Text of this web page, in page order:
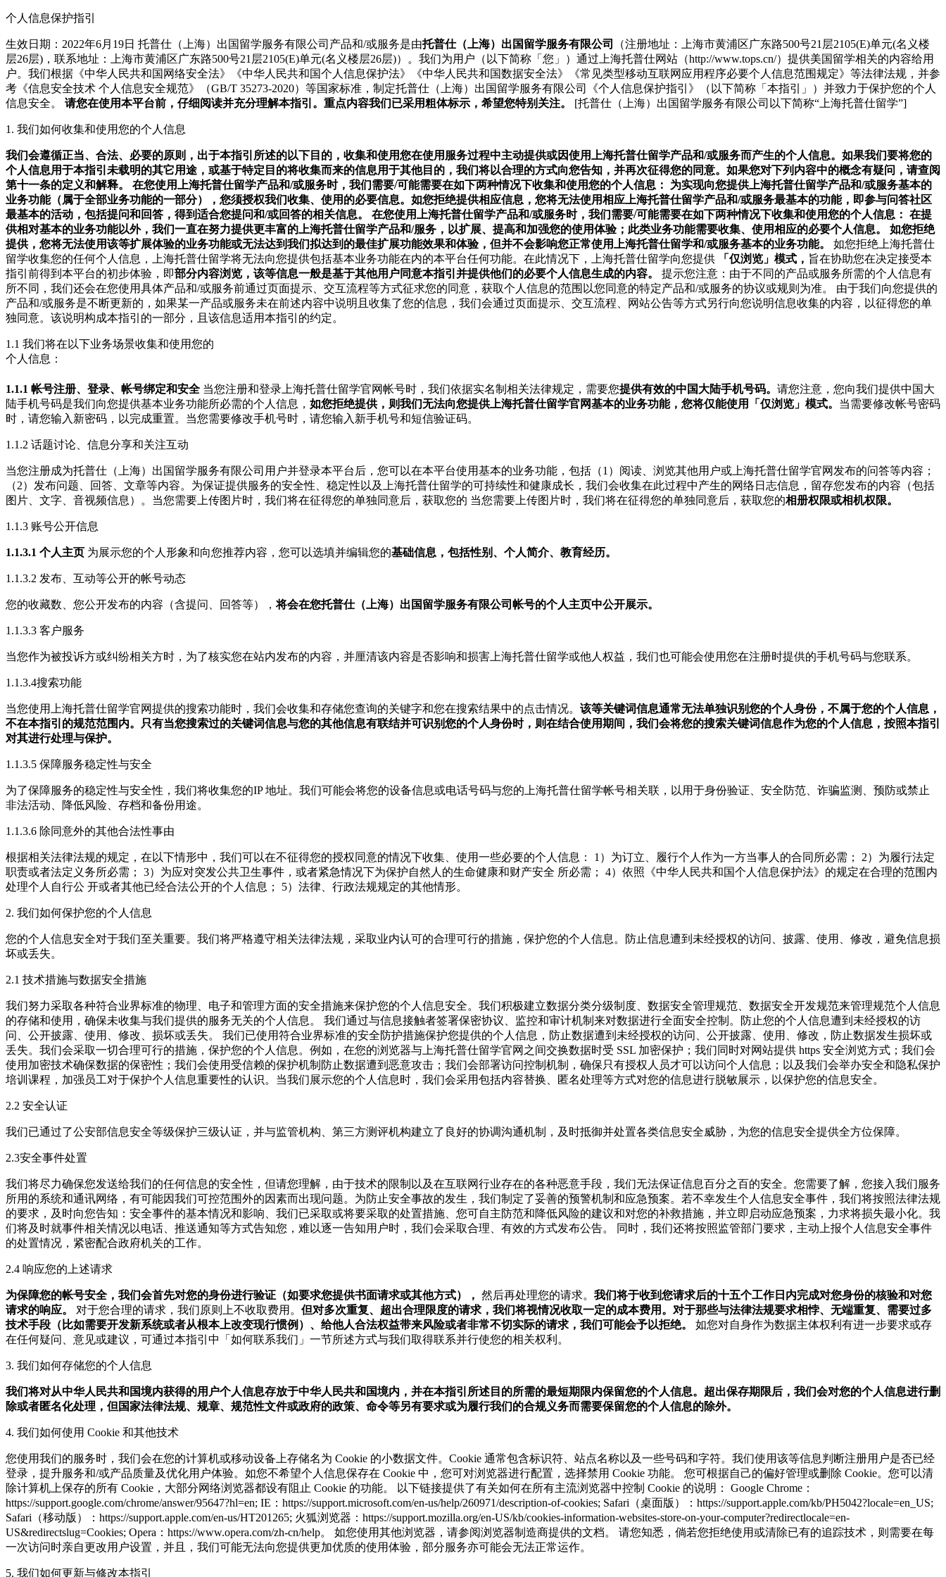
个人信息保护指引
生效日期：2022年6月19日 托普仕（上海）出国留学服务有限公司产品和/或服务是由托普仕（上海）出国留学服务有限公司
（注册地址：上海市黄浦区广东路500号21层2105(E)单元(名义楼
层26层)，联系地址：上海市黄浦区广东路500号21层2105(E)单元(名义楼层26层)）。我们为用户（以下简称「您」）通过上海托普仕网站（http://www.tops.cn/）提供美国留学相关的内容给用
户。我们根据《中华人民共和国网络安全法》《中华人民共和国个人信息保护法》《中华人民共和国数据安全法》《常见类型移动互联网应用程序必要个人信息范围规定》等法律法规，并参
考《信息安全技术 个人信息安全规范》（GB/T 35273-2020）等国家标准，制定托普仕（上海）出国留学服务有限公司《个人信息保护指引》（以下简称「本指引」）并致力于保护您的个人
信息安全。
请您在使用本平台前，仔细阅读并充分理解本指引。重点内容我们已采用粗体标示，希望您特别关注。 [托普仕（上海）出国留学服务有限公司以下简称“上海托普仕留学”]
1. 我们如何收集和使用您的个人信息
我们会遵循正当、合法、必要的原则，出于本指引所述的以下目的，收集和使用您在使用服务过程中主动提供或因使用上海托普仕留学产品和/或服务而产生的个人信息。如果我们要将您的
个人信息用于本指引未载明的其它用途，或基于特定目的将收集而来的信息用于其他目的，我们将以合理的方式向您告知，并再次征得您的同意。如果您对下列内容中的概念有疑问，请查阅
第十一条的定义和解释。
在您使用上海托普仕留学产品和/或服务时，我们需要/可能需要在如下两种情况下收集和使用您的个人信息： 为实现向您提供上海托普仕留学产品和/或服务基本的
业务功能（属于全部业务功能的一部分），您须授权我们收集、使用的必要信息。如您拒绝提供相应信息，您将无法使用相应上海托普仕留学产品和/或服务最基本的功能，即参与问答社区
最基本的活动，包括提问和回答，得到适合您提问和/或回答的相关信息。 在您使用上海托普仕留学产品和/或服务时，我们需要/可能需要在如下两种情况下收集和使用您的个人信息： 在提
供相对基本的业务功能以外，我们一直在努力提供更丰富的上海托普仕留学产品和/服务，以扩展、提高和加强您的使用体验；此类业务功能需要收集、使用相应的必要个人信息。 如您拒绝
提供，您将无法使用该等扩展体验的业务功能或无法达到我们拟达到的最佳扩展功能效果和体验，但并不会影响您正常使用上海托普仕留学和/或服务基本的业务功能。
如您拒绝上海托普仕
留学收集您的任何个人信息，上海托普仕留学将无法向您提供包括基本业务功能在内的本平台任何功能。在此情况下，上海托普仕留学向您提供
「仅浏览」模式， 旨在协助您在决定接受本
指引前得到本平台的初步体验，即部分内容浏览，该等信息一般是基于其他用户同意本指引并提供他们的必要个人信息生成的内容。 提示您注意：由于不同的产品或服务所需的个人信息有
所不同，我们还会在您使用具体产品和/或服务前通过页面提示、交互流程等方式征求您的同意，获取个人信息的范围以您同意的特定产品和/或服务的协议或规则为准。
由于我们向您提供的
产品和/或服务是不断更新的，如果某一产品或服务未在前述内容中说明且收集了您的信息，我们会通过页面提示、交互流程、网站公告等方式另行向您说明信息收集的内容，以征得您的单
独同意。该说明构成本指引的一部分，且该信息适用本指引的约定。
1.1 我们将在以下业务场景收集和使用您的
个人信息：
1.1.1 帐号注册、登录、帐号绑定和安全 当您注册和登录上海托普仕留学官网帐号时，我们依据实名制相关法律规定，需要您提供有效的中国大陆手机号码。 请您注意，您向我们提供中国大
陆手机号码是我们向您提供基本业务功能所必需的个人信息， 如您拒绝提供，则我们无法向您提供上海托普仕留学官网基本的业务功能，您将仅能使用「仅浏览」模式。 当需要修改帐号密码
时，请您输入新密码，以完成重置。当您需要修改手机号时，请您输入新手机号和短信验证码。
1.1.2 话题讨论、信息分享和关注互动
当您注册成为托普仕（上海）出国留学服务有限公司用户并登录本平台后，您可以在本平台使用基本的业务功能，包括（1）阅读、浏览其他用户或上海托普仕留学官网发布的问答等内容；
（2）发布问题、回答、文章等内容。为保证提供服务的安全性、稳定性以及上海托普仕留学的可持续性和健康成长，我们会收集在此过程中产生的网络日志信息，留存您发布的内容（包括
图片、文字、音视频信息）。当您需要上传图片时，我们将在征得您的单独同意后，获取您的 当您需要上传图片时，我们将在征得您的单独同意后，获取您的相册权限或相机权限。
1.1.3 账号公开信息
1.1.3.1 个人主页 为展示您的个人形象和向您推荐内容，您可以选填并编辑您的基础信息，包括性别、个人简介、教育经历。
1.1.3.2 发布、互动等公开的帐号动态
您的收藏数、您公开发布的内容（含提问、回答等），将会在您托普仕（上海）出国留学服务有限公司帐号的个人主页中公开展示。
1.1.3.3 客户服务
当您作为被投诉方或纠纷相关方时，为了核实您在站内发布的内容，并厘清该内容是否影响和损害上海托普仕留学或他人权益，我们也可能会使用您在注册时提供的手机号码与您联系。
1.1.3.4搜索功能
当您使用上海托普仕留学官网提供的搜索功能时，我们会收集和存储您查询的关键字和您在搜索结果中的点击情况。 该等关键词信息通常无法单独识别您的个人身份，不属于您的个人信息，
不在本指引的规范范围内。只有当您搜索过的关键词信息与您的其他信息有联结并可识别您的个人身份时，则在结合使用期间，我们会将您的搜索关键词信息作为您的个人信息，按照本指引
对其进行处理与保护。
1.1.3.5 保障服务稳定性与安全
为了保障服务的稳定性与安全性，我们将收集您的IP 地址。我们可能会将您的设备信息或电话号码与您的上海托普仕留学帐号相关联，以用于身份验证、安全防范、诈骗监测、预防或禁止
非法活动、降低风险、存档和备份用途。
1.1.3.6 除同意外的其他合法性事由
根据相关法律法规的规定，在以下情形中，我们可以在不征得您的授权同意的情况下收集、使用一些必要的个人信息： 1）为订立、履行个人作为一方当事人的合同所必需； 2）为履行法定
职责或者法定义务所必需； 3）为应对突发公共卫生事件，或者紧急情况下为保护自然人的生命健康和财产安全 所必需； 4）依照《中华人民共和国个人信息保护法》的规定在合理的范围内
处理个人自行公 开或者其他已经合法公开的个人信息； 5）法律、行政法规规定的其他情形。
2. 我们如何保护您的个人信息
您的个人信息安全对于我们至关重要。我们将严格遵守相关法律法规，采取业内认可的合理可行的措施，保护您的个人信息。防止信息遭到未经授权的访问、披露、使用、修改，避免信息损
坏或丢失。
2.1 技术措施与数据安全措施
我们努力采取各种符合业界标准的物理、电子和管理方面的安全措施来保护您的个人信息安全。我们积极建立数据分类分级制度、数据安全管理规范、数据安全开发规范来管理规范个人信息
的存储和使用，确保未收集与我们提供的服务无关的个人信息。 我们通过与信息接触者签署保密协议、监控和审计机制来对数据进行全面安全控制。防止您的个人信息遭到未经授权的访
问、公开披露、使用、修改、损坏或丢失。 我们已使用符合业界标准的安全防护措施保护您提供的个人信息，防止数据遭到未经授权的访问、公开披露、使用、修改，防止数据发生损坏或
丢失。我们会采取一切合理可行的措施，保护您的个人信息。例如，在您的浏览器与上海托普仕留学官网之间交换数据时受 SSL 加密保护；我们同时对网站提供 https 安全浏览方式；我们会
使用加密技术确保数据的保密性；我们会使用受信赖的保护机制防止数据遭到恶意攻击；我们会部署访问控制机制，确保只有授权人员才可以访问个人信息；以及我们会举办安全和隐私保护
培训课程，加强员工对于保护个人信息重要性的认识。当我们展示您的个人信息时，我们会采用包括内容替换、匿名处理等方式对您的信息进行脱敏展示，以保护您的信息安全。
2.2 安全认证
我们已通过了公安部信息安全等级保护三级认证，并与监管机构、第三方测评机构建立了良好的协调沟通机制，及时抵御并处置各类信息安全威胁，为您的信息安全提供全方位保障。
2.3安全事件处置
我们将尽力确保您发送给我们的任何信息的安全性，但请您理解，由于技术的限制以及在互联网行业存在的各种恶意手段，我们无法保证信息百分之百的安全。您需要了解，您接入我们服务
所用的系统和通讯网络，有可能因我们可控范围外的因素而出现问题。为防止安全事故的发生，我们制定了妥善的预警机制和应急预案。若不幸发生个人信息安全事件，我们将按照法律法规
的要求，及时向您告知：安全事件的基本情况和影响、我们已采取或将要采取的处置措施、您可自主防范和降低风险的建议和对您的补救措施，并立即启动应急预案，力求将损失最小化。我
们将及时就事件相关情况以电话、推送通知等方式告知您，难以逐一告知用户时，我们会采取合理、有效的方式发布公告。
同时，我们还将按照监管部门要求，主动上报个人信息安全事件
的处置情况，紧密配合政府机关的工作。
2.4 响应您的上述请求
为保障您的帐号安全，我们会首先对您的身份进行验证（如要求您提供书面请求或其他方式）， 然后再处理您的请求。 我们将于收到您请求后的十五个工作日内完成对您身份的核验和对您
请求的响应。 对于您合理的请求，我们原则上不收取费用。 但对多次重复、超出合理限度的请求，我们将视情况收取一定的成本费用。对于那些与法律法规要求相悖、无端重复、需要过多
技术手段（比如需要开发新系统或者从根本上改变现行惯例）、给他人合法权益带来风险或者非常不切实际的请求，我们可能会予以拒绝。 如您对自身作为数据主体权利有进一步要求或存
在任何疑问、意见或建议，可通过本指引中「如何联系我们」一节所述方式与我们取得联系并行使您的相关权利。
3. 我们如何存储您的个人信息
我们将对从中华人民共和国境内获得的用户个人信息存放于中华人民共和国境内，并在本指引所述目的所需的最短期限内保留您的个人信息。超出保存期限后，我们会对您的个人信息进行删
除或者匿名化处理，但国家法律法规、规章、规范性文件或政府的政策、命令等另有要求或为履行我们的合规义务而需要保留您的个人信息的除外。
4. 我们如何使用 Cookie 和其他技术
您使用我们的服务时，我们会在您的计算机或移动设备上存储名为 Cookie 的小数据文件。Cookie 通常包含标识符、站点名称以及一些号码和字符。我们使用该等信息判断注册用户是否已经
登录，提升服务和/或产品质量及优化用户体验。如您不希望个人信息保存在 Cookie 中，您可对浏览器进行配置，选择禁用 Cookie 功能。 您可根据自己的偏好管理或删除 Cookie。您可以清
除计算机上保存的所有 Cookie，大部分网络浏览器都设有阻止 Cookie 的功能。 以下链接提供了有关如何在所有主流浏览器中控制 Cookie 的说明： Google Chrome：
https://support.google.com/chrome/answer/95647?hl=en; IE：https://support.microsoft.com/en-us/help/260971/description-of-cookies; Safari（桌面版）：https://support.apple.com/kb/PH5042?locale=en_US;
Safari（移动版）：https://support.apple.com/en-us/HT201265; 火狐浏览器：https://support.mozilla.org/en-US/kb/cookies-information-websites-store-on-your-computer?redirectlocale=en-
US&redirectslug=Cookies; Opera：https://www.opera.com/zh-cn/help。 如您使用其他浏览器，请参阅浏览器制造商提供的文档。 请您知悉，倘若您拒绝使用或清除已有的追踪技术，则需要在每
一次访问时亲自更改用户设置，并且，我们可能无法向您提供更加优质的使用体验，部分服务亦可能会无法正常运作。
5. 我们如何更新与修改本指引